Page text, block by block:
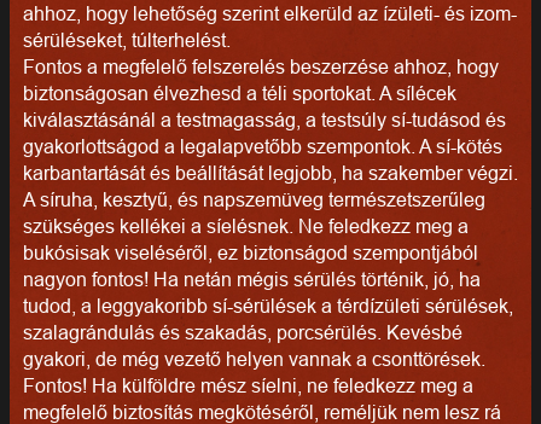
ahhoz, hogy lehetőség szerint elkerüld az ízületi- és izom-
sérüléseket, túlterhelést.
Fontos a megfelelő felszerelés beszerzése ahhoz, hogy
biztonságosan élvezhesd a téli sportokat. A sílécek
kiválasztásánál a testmagasság, a testsúly sí-tudásod és
gyakorlottságod a legalapvetőbb szempontok. A sí-kötés
karbantartását és beállítását legjobb, ha szakember végzi.
A síruha, kesztyű, és napszemüveg természetszerűleg
szükséges kellékei a síelésnek. Ne feledkezz meg a
bukósisak viseléséről, ez biztonságod szempontjából
nagyon fontos! Ha netán mégis sérülés történik, jó, ha
tudod, a leggyakoribb sí-sérülések a térdízületi sérülések,
szalagrándulás és szakadás, porcsérülés. Kevésbé
gyakori, de még vezető helyen vannak a csonttörések.
Fontos! Ha külföldre mész síelni, ne feledkezz meg a
megfelelő biztosítás megkötéséről, reméljük nem lesz rá